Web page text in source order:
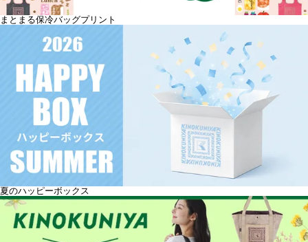
まとまる保冷バッグプリント
夏のハッピーボックス